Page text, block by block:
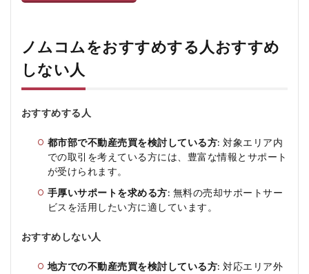
ノムコムをおすすめする人おすすめ
しない人
おすすめする人
都市部で不動産売買を検討している方: 対象エリア内
での取引を考えている方には、豊富な情報とサポート
が受けられます。
手厚いサポートを求める方: 無料の売却サポートサー
ビスを活用したい方に適しています。
おすすめしない人
地方での不動産売買を検討している方: 対応エリア外